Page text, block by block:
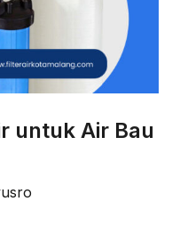
untuk Air Bau